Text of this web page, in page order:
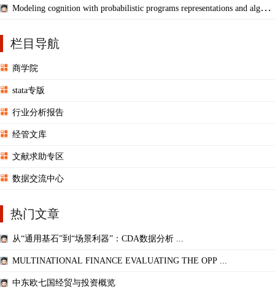
Modeling cognition with probabilistic programs representations and algorit
栏目导航
商学院
stata专版
行业分析报告
经管文库
文献求助专区
数据交流中心
热门文章
从“通用基石”到“场景利器”：CDA数据分析 ...
MULTINATIONAL FINANCE EVALUATING THE OPP ...
中东欧七国经贸与投资概览